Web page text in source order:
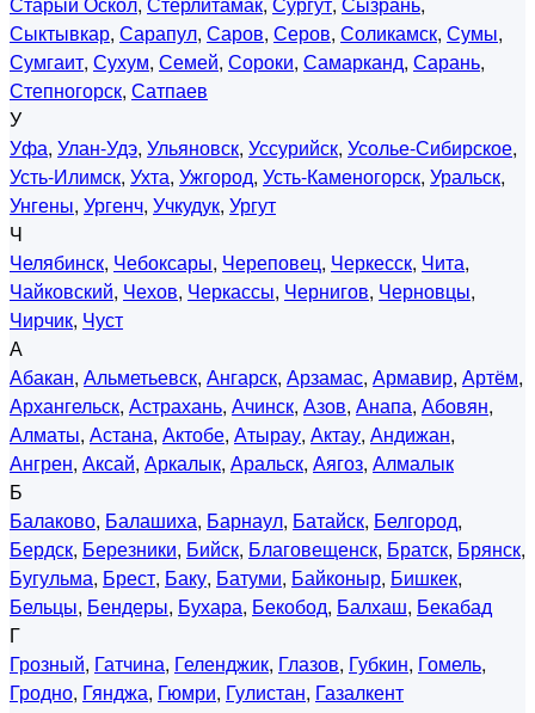
Сыктывкар, Сарапул, Саров, Серов, Соликамск, Сумы,
Сумгаит, Сухум, Семей, Сороки, Самарканд, Сарань,
Степногорск, Сатпаев
У
Уфа, Улан-Удэ, Ульяновск, Уссурийск, Усолье-Сибирское,
Усть-Илимск, Ухта, Ужгород, Усть-Каменогорск, Уральск,
Унгены, Ургенч, Учкудук, Ургут
Ч
Челябинск, Чебоксары, Череповец, Черкесск, Чита,
Чайковский, Чехов, Черкассы, Чернигов, Черновцы,
Чирчик, Чуст
А
Абакан, Альметьевск, Ангарск, Арзамас, Армавир, Артём,
Архангельск, Астрахань, Ачинск, Азов, Анапа, Абовян,
Алматы, Астана, Актобе, Атырау, Актау, Андижан,
Ангрен, Аксай, Аркалык, Аральск, Аягоз, Алмалык
Б
Балаково, Балашиха, Барнаул, Батайск, Белгород,
Бердск, Березники, Бийск, Благовещенск, Братск, Брянск,
Бугульма, Брест, Баку, Батуми, Байконыр, Бишкек,
Бельцы, Бендеры, Бухара, Бекобод, Балхаш, Бекабад
Г
Грозный, Гатчина, Геленджик, Глазов, Губкин, Гомель,
Гродно, Гянджа, Гюмри, Гулистан, Газалкент